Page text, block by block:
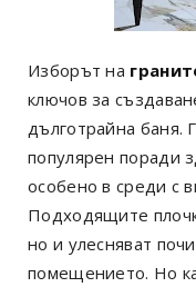
Изборът на
ключов за
дълготрайна баня.
популярен поради
особено в среди с
Подходящите
но и улесняват
помещението. Но